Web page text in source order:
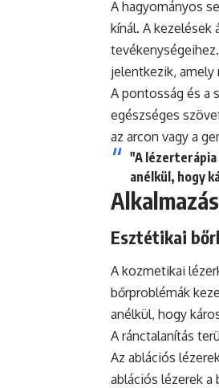
A hagyományos
kínál. A kezelések
jelentkezik, amely
A pontosság és a
egészséges
az arcon vagy a
"A lézerterápia
anélkül, hogy
Esztétikai
A kozmetikai
bőrproblémák
anélkül, hogy
A ránctalanítás
Az ablációs
ablációs lézerek a